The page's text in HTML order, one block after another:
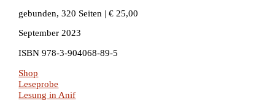
gebunden, 320 Seiten | € 25,00
September 2023
ISBN 978-3-904068-89-5
Shop
Leseprobe
Lesung in Anif